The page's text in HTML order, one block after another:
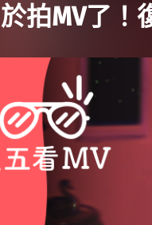
於拍MV了！